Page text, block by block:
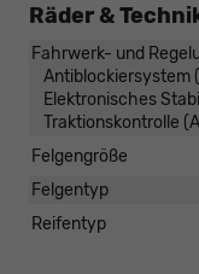
Räder &
Fahrwerk- und
Antiblockiersystem
Elektronisches
Traktionskontrolle
Felgengröße
Felgentyp
Reifentyp